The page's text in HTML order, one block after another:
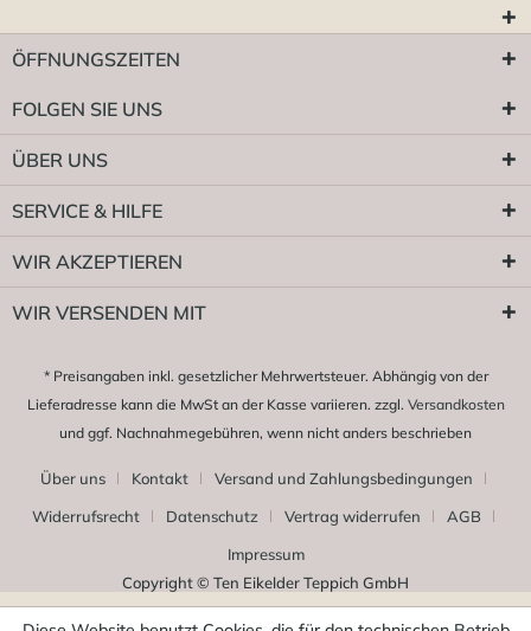
ÖFFNUNGSZEITEN
FOLGEN SIE UNS
ÜBER UNS
SERVICE & HILFE
WIR AKZEPTIEREN
WIR VERSENDEN MIT
* Preisangaben inkl. gesetzlicher Mehrwertsteuer. Abhängig von der
Lieferadresse kann die MwSt an der Kasse variieren. zzgl. Versandkosten
und ggf. Nachnahmegebühren, wenn nicht anders beschrieben
Über uns Kontakt
Versand und Zahlungsbedingungen
Widerrufsrecht
Datenschutz Vertrag widerrufen
AGB
Impressum
Copyright © Ten Eikelder Teppich GmbH